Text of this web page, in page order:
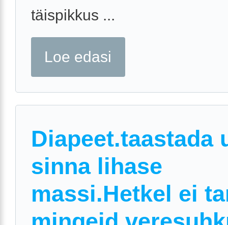
täispikkus ...
Loe edasi
Diapeet.taastada
sinna lihase
massi.Hetkel ei